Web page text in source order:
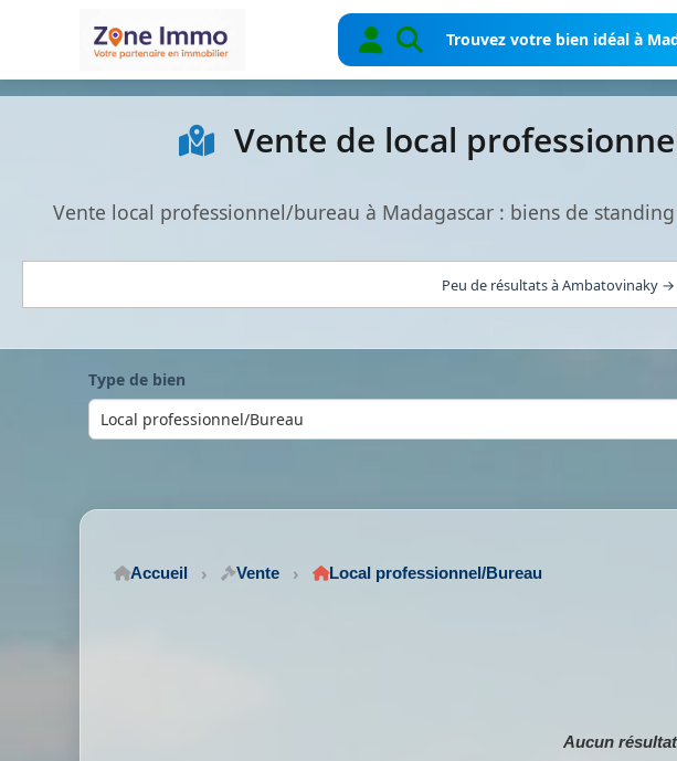
Trouvez votre bien idéal à
Vente de local
Vente local professionnel/bureau à Madagascar : biens de
Peu de résultats à Ambatovinaky
Type de bien
Accueil Vente Local professionnel/Bureau
Aucun